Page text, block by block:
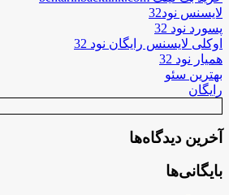
لایسنس نود32
پسورد نود 32
اوکلی لایسنس رایگان نود 32
همیار نود 32
بهترین سئو
رایگان
آخرین دیدگاه‌ها
بایگانی‌ها